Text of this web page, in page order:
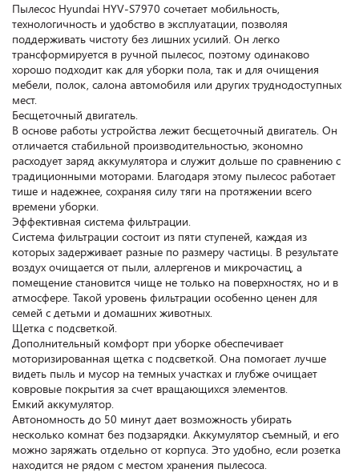
Пылесос Hyundai HYV-S7970 сочетает мобильность,
технологичность и удобство в эксплуатации, позволяя
поддерживать чистоту без лишних усилий. Он легко
трансформируется в ручной пылесос, поэтому одинаково
хорошо подходит как для уборки пола, так и для очищения
мебели, полок, салона автомобиля или других труднодоступных
мест.
Бесщеточный двигатель.
В основе работы устройства лежит бесщеточный двигатель. Он
отличается стабильной производительностью, экономно
расходует заряд аккумулятора и служит дольше по сравнению с
традиционными моторами. Благодаря этому пылесос работает
тише и надежнее, сохраняя силу тяги на протяжении всего
времени уборки.
Эффективная система фильтрации.
Система фильтрации состоит из пяти ступеней, каждая из
которых задерживает разные по размеру частицы. В результате
воздух очищается от пыли, аллергенов и микрочастиц, а
помещение становится чище не только на поверхностях, но и в
атмосфере. Такой уровень фильтрации особенно ценен для
семей с детьми и домашних животных.
Щетка с подсветкой.
Дополнительный комфорт при уборке обеспечивает
моторизированная щетка с подсветкой. Она помогает лучше
видеть пыль и мусор на темных участках и глубже очищает
ковровые покрытия за счет вращающихся элементов.
Емкий аккумулятор.
Автономность до 50 минут дает возможность убирать
несколько комнат без подзарядки. Аккумулятор съемный, и его
можно заряжать отдельно от корпуса. Это удобно, если розетка
находится не рядом с местом хранения пылесоса.